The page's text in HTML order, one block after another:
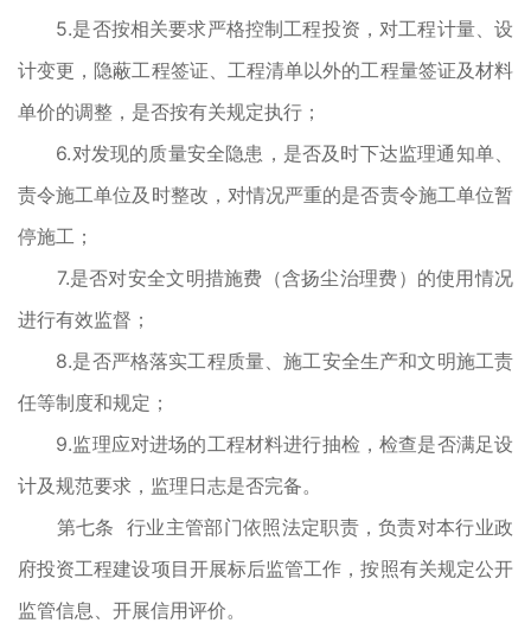
5.是否按相关要求严格控制工程投资，对工程计量、设
计变更，隐蔽工程签证、工程清单以外的工程量签证及材料
单价的调整，是否按有关规定执行；
6.对发现的质量安全隐患，是否及时下达监理通知单、
责令施工单位及时整改，对情况严重的是否责令施工单位暂
停施工；
7.是否对安全文明措施费（含扬尘治理费）的使用情况
进行有效监督；
8.是否严格落实工程质量、施工安全生产和文明施工责
任等制度和规定；
9.监理应对进场的工程材料进行抽检，检查是否满足设
计及规范要求，监理日志是否完备。
第七条 行业主管部门依照法定职责，负责对本行业政
府投资工程建设项目开展标后监管工作，按照有关规定公开
监管信息、开展信用评价。